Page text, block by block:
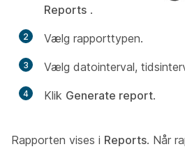
Reports .
2 Vælg rapporttypen.
3 Vælg datointerval,
4 Klik Generate report.
Rapporten vises i Reports. Når